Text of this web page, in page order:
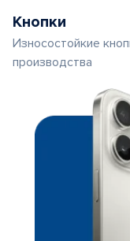
Кнопки
Износостойкие
производства